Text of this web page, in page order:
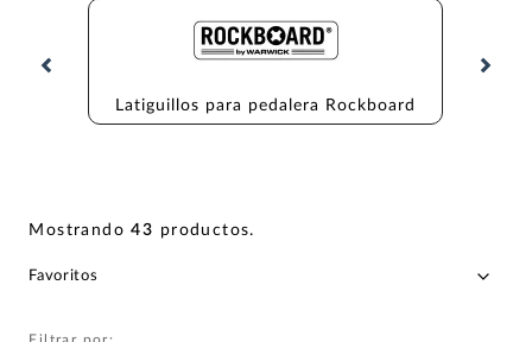
Latiguillos para pedalera Rockboard
Mostrando43 productos.